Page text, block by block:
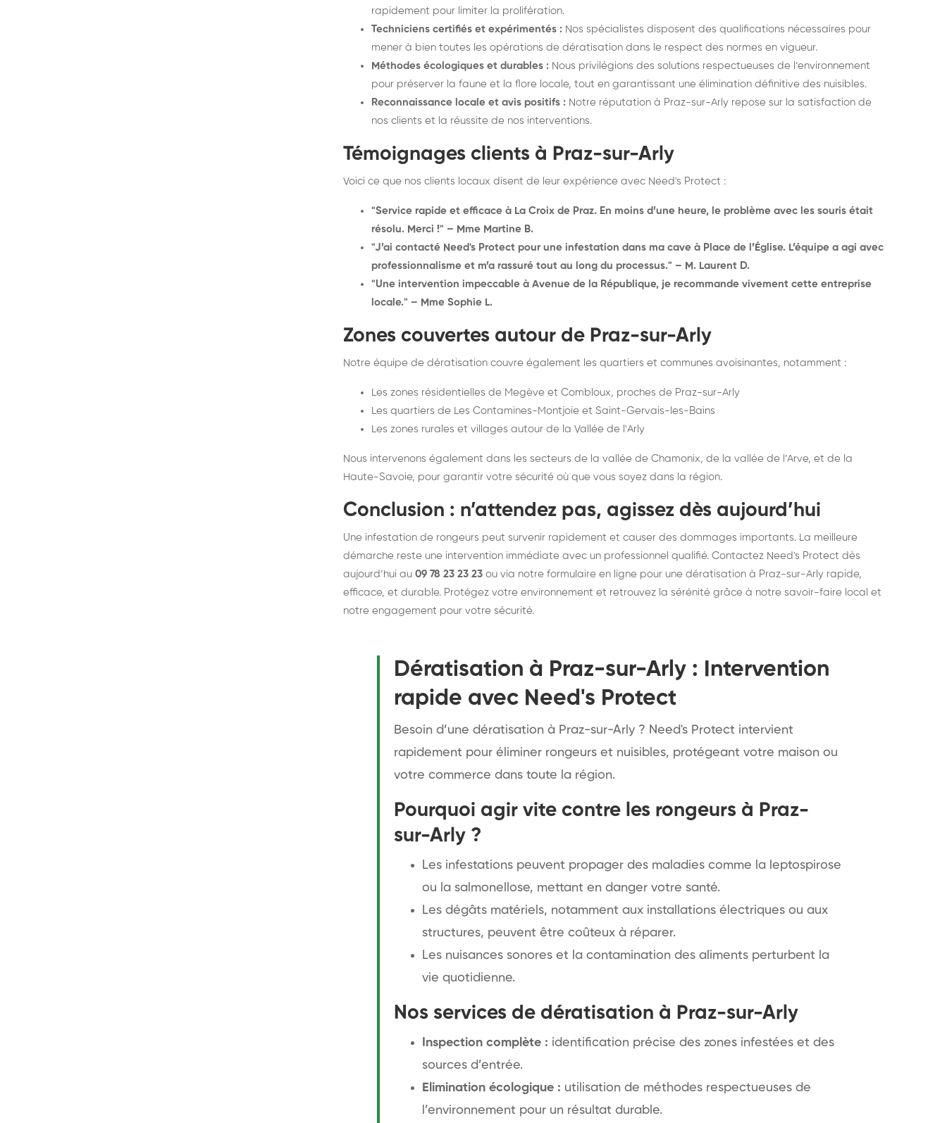
rapidement pour limiter la prolifération.
Techniciens certifiés et expérimentés : Nos spécialistes disposent des qualifications nécessaires pour
mener à bien toutes les opérations de dératisation dans le respect des normes en vigueur.
Méthodes écologiques et durables : Nous privilégions des solutions respectueuses de l’environnement
pour préserver la faune et la flore locale, tout en garantissant une élimination définitive des nuisibles.
Reconnaissance locale et avis positifs : Notre réputation à Praz-sur-Arly repose sur la satisfaction de
nos clients et la réussite de nos interventions.
Témoignages clients à Praz-sur-Arly
Voici ce que nos clients locaux disent de leur expérience avec Need's Protect :
"Service rapide et efficace à La Croix de Praz. En moins d’une heure, le problème avec les souris était
résolu. Merci !" – Mme Martine B.
"J’ai contacté Need's Protect pour une infestation dans ma cave à Place de l’Église. L’équipe a agi avec
professionnalisme et m’a rassuré tout au long du processus." – M. Laurent D.
"Une intervention impeccable à Avenue de la République, je recommande vivement cette entreprise
locale." – Mme Sophie L.
Zones couvertes autour de Praz-sur-Arly
Notre équipe de dératisation couvre également les quartiers et communes avoisinantes, notamment :
Les zones résidentielles de Megève et Combloux, proches de Praz-sur-Arly
Les quartiers de Les Contamines-Montjoie et Saint-Gervais-les-Bains
Les zones rurales et villages autour de la Vallée de l'Arly
Nous intervenons également dans les secteurs de la vallée de Chamonix, de la vallée de l’Arve, et de la
Haute-Savoie, pour garantir votre sécurité où que vous soyez dans la région.
Conclusion : n’attendez pas, agissez dès aujourd’hui
Une infestation de rongeurs peut survenir rapidement et causer des dommages importants. La meilleure
démarche reste une intervention immédiate avec un professionnel qualifié. Contactez Need's Protect dès
aujourd’hui au 09 78 23 23 23 ou via notre formulaire en ligne pour une dératisation à Praz-sur-Arly rapide,
efficace, et durable. Protégez votre environnement et retrouvez la sérénité grâce à notre savoir-faire local et
notre engagement pour votre sécurité.
Dératisation à Praz-sur-Arly : Intervention
rapide avec Need's Protect
Besoin d’une dératisation à Praz-sur-Arly ? Need's Protect intervient
rapidement pour éliminer rongeurs et nuisibles, protégeant votre maison ou
votre commerce dans toute la région.
Pourquoi agir vite contre les rongeurs à Praz-
sur-Arly ?
Les infestations peuvent propager des maladies comme la leptospirose
ou la salmonellose, mettant en danger votre santé.
Les dégâts matériels, notamment aux installations électriques ou aux
structures, peuvent être coûteux à réparer.
Les nuisances sonores et la contamination des aliments perturbent la
vie quotidienne.
Nos services de dératisation à Praz-sur-Arly
Inspection complète : identification précise des zones infestées et des
sources d’entrée.
Elimination écologique : utilisation de méthodes respectueuses de
l’environnement pour un résultat durable.